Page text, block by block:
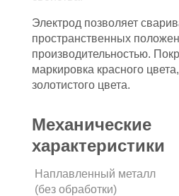
Электрод позволяет
пространственных
производительностью.
маркировка красного
золотистого цвета.
Механические
характеристики
Наплавленный металл
(без обработки)